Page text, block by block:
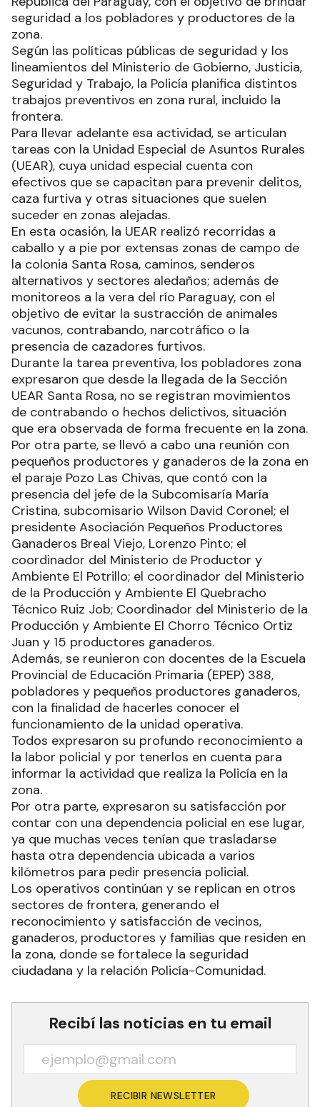
seguridad a los pobladores y productores de la
zona.
Según las políticas públicas de seguridad y los
lineamientos del Ministerio de Gobierno, Justicia,
Seguridad y Trabajo, la Policía planifica distintos
trabajos preventivos en zona rural, incluido la
frontera.
Para llevar adelante esa actividad, se articulan
tareas con la Unidad Especial de Asuntos Rurales
(UEAR), cuya unidad especial cuenta con
efectivos que se capacitan para prevenir delitos,
caza furtiva y otras situaciones que suelen
suceder en zonas alejadas.
En esta ocasión, la UEAR realizó recorridas a
caballo y a pie por extensas zonas de campo de
la colonia Santa Rosa, caminos, senderos
alternativos y sectores aledaños; además de
monitoreos a la vera del río Paraguay, con el
objetivo de evitar la sustracción de animales
vacunos, contrabando, narcotráfico o la
presencia de cazadores furtivos.
Durante la tarea preventiva, los pobladores zona
expresaron que desde la llegada de la Sección
UEAR Santa Rosa, no se registran movimientos
de contrabando o hechos delictivos, situación
que era observada de forma frecuente en la zona.
Por otra parte, se llevó a cabo una reunión con
pequeños productores y ganaderos de la zona en
el paraje Pozo Las Chivas, que contó con la
presencia del jefe de la Subcomisaría María
Cristina, subcomisario Wilson David Coronel; el
presidente Asociación Pequeños Productores
Ganaderos Breal Viejo, Lorenzo Pinto; el
coordinador del Ministerio de Productor y
Ambiente El Potrillo; el coordinador del Ministerio
de la Producción y Ambiente El Quebracho
Técnico Ruiz Job; Coordinador del Ministerio de la
Producción y Ambiente El Chorro Técnico Ortiz
Juan y 15 productores ganaderos.
Además, se reunieron con docentes de la Escuela
Provincial de Educación Primaria (EPEP) 388,
pobladores y pequeños productores ganaderos,
con la finalidad de hacerles conocer el
funcionamiento de la unidad operativa.
Todos expresaron su profundo reconocimiento a
la labor policial y por tenerlos en cuenta para
informar la actividad que realiza la Policía en la
zona.
Por otra parte, expresaron su satisfacción por
contar con una dependencia policial en ese lugar,
ya que muchas veces tenían que trasladarse
hasta otra dependencia ubicada a varios
kilómetros para pedir presencia policial.
Los operativos continúan y se replican en otros
sectores de frontera, generando el
reconocimiento y satisfacción de vecinos,
ganaderos, productores y familias que residen en
la zona, donde se fortalece la seguridad
ciudadana y la relación Policía-Comunidad.
Recibí las noticias en tu email
RECIBIR NEWSLETTER